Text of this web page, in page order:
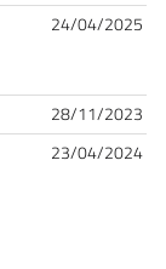
24/04/2025
28/11/2023
23/04/2024